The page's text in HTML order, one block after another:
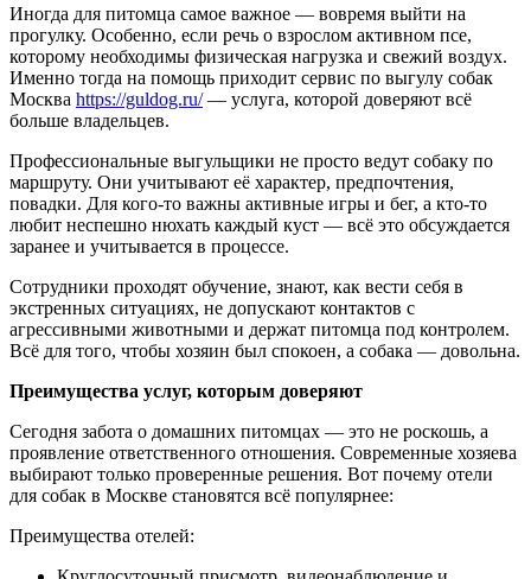
Иногда для питомца самое важное — вовремя выйти на
прогулку. Особенно, если речь о взрослом активном псе,
которому необходимы физическая нагрузка и свежий воздух.
Именно тогда на помощь приходит сервис по выгулу собак
Москва https://guldog.ru/— услуга, которой доверяют всё
больше владельцев.
Профессиональные выгульщики не просто ведут собаку по
маршруту. Они учитывают её характер, предпочтения,
повадки. Для кого-то важны активные игры и бег, а кто-то
любит неспешно нюхать каждый куст — всё это обсуждается
заранее и учитывается в процессе.
Сотрудники проходят обучение, знают, как вести себя в
экстренных ситуациях, не допускают контактов с
агрессивными животными и держат питомца под контролем.
Всё для того, чтобы хозяин был спокоен, а собака — довольна.
Преимущества услуг, которым доверяют
Сегодня забота о домашних питомцах — это не роскошь, а
проявление ответственного отношения. Современные хозяева
выбирают только проверенные решения. Вот почему отели
для собак в Москве становятся всё популярнее:
Преимущества отелей: